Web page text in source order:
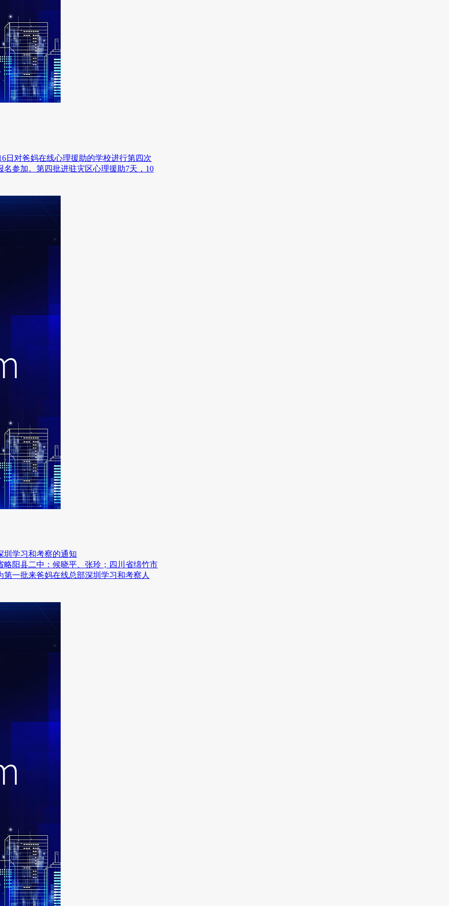
日对爸妈在线心理援助的学校进行第四次
参加。第四批进驻灾区心理援助7天，10
圳学习和考察的通知
阳县二中：候晓平、张玲；四川省绵竹市
一批来爸妈在线总部深圳学习和考察人